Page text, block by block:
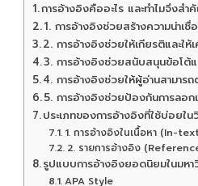
การอ้างอิงคืออะไร และทำไมจึงส
1. การอ้างอิงช่วยสร้างความน่าเ
2. การอ้างอิงช่วยให้เกียรติและใ
3. การอ้างอิงช่วยสนับสนุนข้อโต้
4. การอ้างอิงช่วยให้ผู้อ่านสามาร
5. การอ้างอิงช่วยป้องกันการลอก
ประเภทของการอ้างอิงที่ใช้บ่อยใ
1. การอ้างอิงในเนื้อหา (In-
2. รายการอ้างอิง
รูปแบบการอ้างอิงยอดนิยมในมหา
APA Style